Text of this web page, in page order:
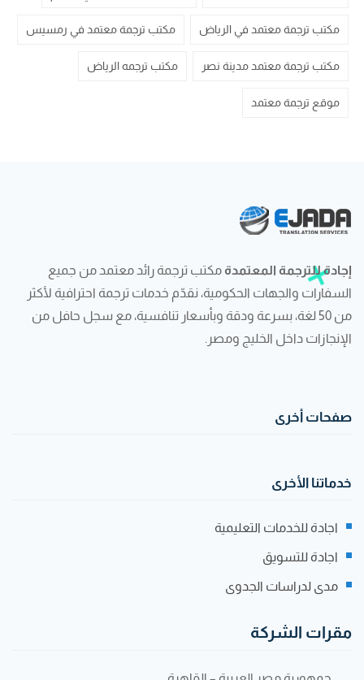
مكتب ترجمة معتمد في الرياض مكتب ترجمة معتمد في رمسيس
مكتب ترجمة معتمد مدينة نصر مكتب ترجمه الرياض
موقع ترجمة معتمد
إجادة للترجمة المعتمدة مكتب ترجمة رائد معتمد من جميع
السفارات والجهات الحكومية، نقدّم خدمات ترجمة احترافية لأكثر
من 50 لغة، بسرعة ودقة وبأسعار تنافسية، مع سجل حافل من
الإنجازات داخل الخليج ومصر.
صفحات أخرى
خدماتنا الأخرى
اجادة للخدمات التعليمية
اجادة للتسويق
مدى لدراسات الجدوى
مقرات الشركة